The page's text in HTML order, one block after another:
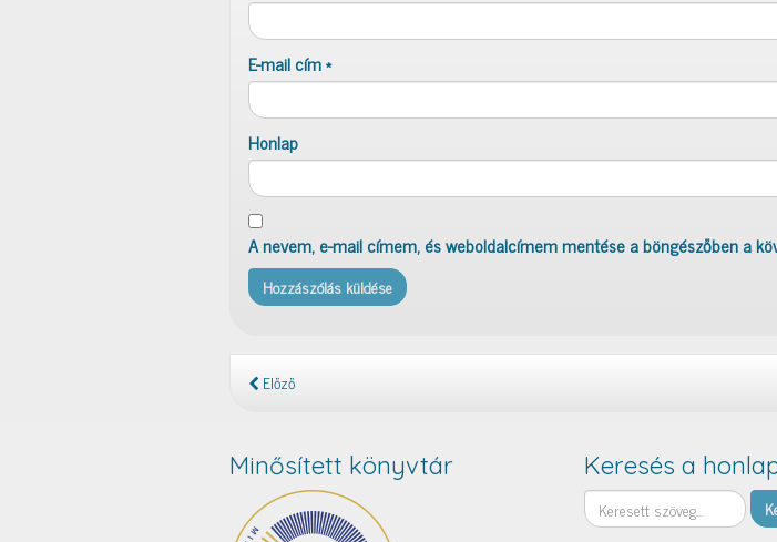
E-mail cím*
Honlap
A nevem, e-mail címem, és weboldalcímem mentése a böngészőben a
Előző
Minősített könyvtár Keresés a
Keresés